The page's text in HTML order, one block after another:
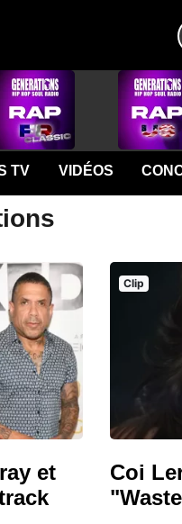
TV VIDÉOS
et
Clip
Coi